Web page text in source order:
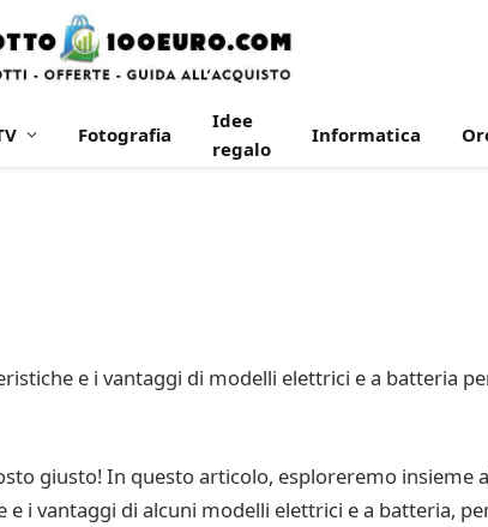
Fotografia
Idee
regalo
Informatica
e i vantaggi di modelli elettrici e a batteria
giusto! In questo articolo, esploreremo insieme
i vantaggi di alcuni modelli elettrici e a batteria,